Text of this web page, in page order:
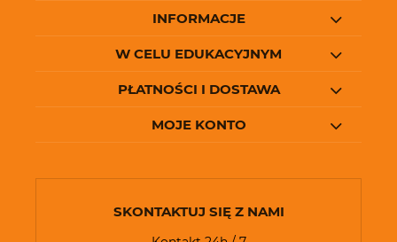
INFORMACJE
W CELU EDUKACYJNYM
PŁATNOŚCI I DOSTAWA
MOJE KONTO
SKONTAKTUJ SIĘ Z NAMI